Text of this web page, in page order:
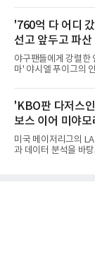
받았으나, 지난해 상
위전으로 밀렸고 본선
문으로 향하고 있다. "
예의 전당 헌액자가
거론되는 후보군은
진우, 그리고 김응용
대별 상징성과 업적
있는 이름들이다.선
최고의 투수로 평가
프로야구에서도 성공
출 가능성을 보여준 상
'760억 다 어디
선고 앞두고 파산
야구팬들에게 강렬한
마' 야시엘 푸이그의
거액을 벌었던 푸이
고 파산보호를 신청했
로리다 파산 법원에
다. 챕터11은 기업이
를 통해 재정 구조를
다.미 매체들에 따르
1000만~5000만 달러
'KBO판 다저스
보스 이어 미야모
만렙' 승부수
미국 메이저리그의
과 데이터 분석을 바